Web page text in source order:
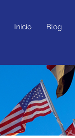
Inicio Blog